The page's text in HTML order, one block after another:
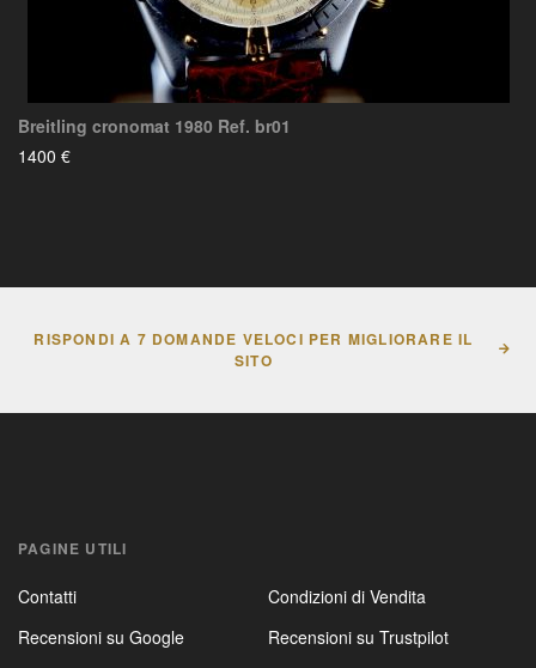
Breitling cronomat 1980 Ref. br01
1400 €
RISPONDI A 7 DOMANDE VELOCI PER MIGLIORARE IL
SITO
PAGINE UTILI
Contatti
Condizioni di Vendita
Recensioni su Google
Recensioni su Trustpilot